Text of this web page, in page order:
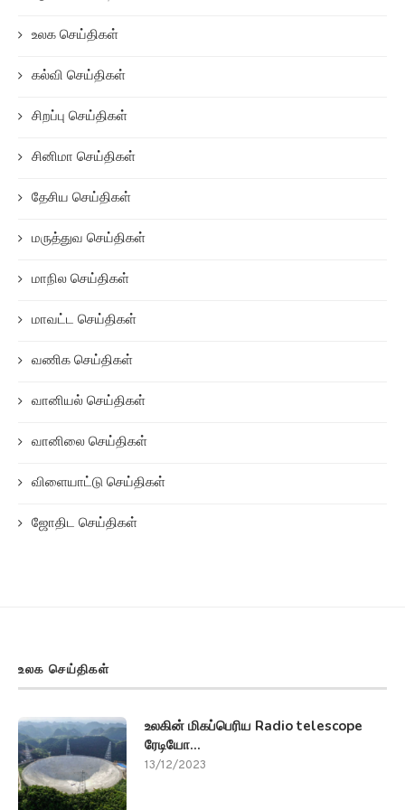
உலக செய்திகள்
கல்வி செய்திகள்
சிறப்பு செய்திகள்
சினிமா செய்திகள்
தேசிய செய்திகள்
மருத்துவ செய்திகள்
மாநில செய்திகள்
மாவட்ட செய்திகள்
வணிக செய்திகள்
வானியல் செய்திகள்
வானிலை செய்திகள்
விளையாட்டு செய்திகள்
ஜோதிட செய்திகள்
உலக செய்திகள்
உலகின் மிகப்பெரிய Radio telescope
ரேடியோ...
13/12/2023